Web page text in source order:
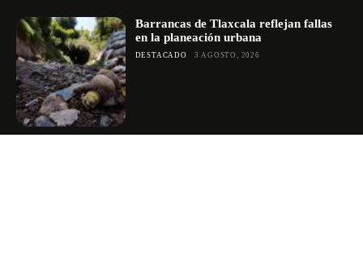
Barrancas de Tlaxcala reflejan fallas
en la planeación urbana
DESTACADO 3 AGOSTO, 2026